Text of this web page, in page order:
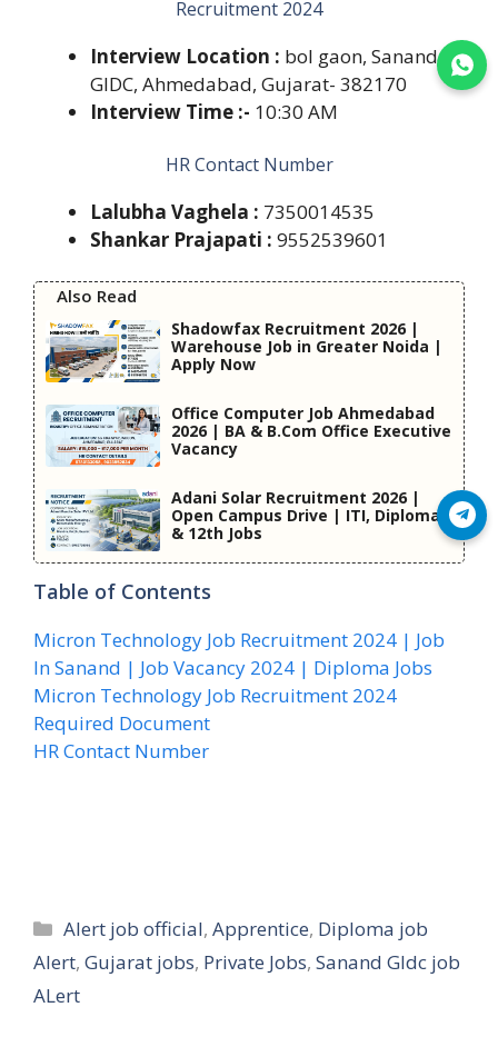
Join WhatsApp
Join Telegram
Recruitment 2024
Interview Location : bol gaon, Sanand
GIDC, Ahmedabad, Gujarat- 382170
Interview Time :- 10:30 AM
HR Contact Number
Lalubha Vaghela : 7350014535
Shankar Prajapati : 9552539601
Also Read
Shadowfax Recruitment 2026 |
Warehouse Job in Greater Noida |
Apply Now
Office Computer Job Ahmedabad
2026 | BA & B.Com Office Executive
Vacancy
Adani Solar Recruitment 2026 |
Open Campus Drive | ITI, Diploma
& 12th Jobs
Table of Contents
Micron Technology Job Recruitment 2024 | Job
In Sanand | Job Vacancy 2024 | Diploma Jobs
Micron Technology Job Recruitment 2024
Required Document
HR Contact Number
Categories
Alert job official,Apprentice, Diploma job
Alert, Gujarat jobs, Private Jobs, Sanand GIdc job
ALert